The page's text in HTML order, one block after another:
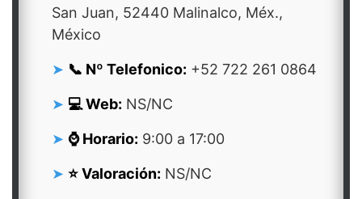
San Juan, 52440 Malinalco, Méx.,
México
📞 Nº Telefonico: +52 722 261 0864
💻 Web: NS/NC
⌚ Horario: 9:00 a 17:00
⭐ Valoración: NS/NC